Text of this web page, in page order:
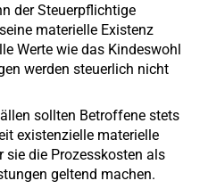
der Steuerpflichtige
materielle Existenz
Werte wie das Kindeswohl
werden steuerlich nicht
sollten Betroffene stets
existenzielle materielle
sie die Prozesskosten als
geltend machen.